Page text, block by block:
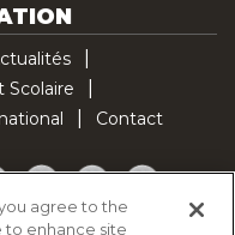
Scolaire
Contact
PinterestInstagramLinkedInTikTok
agree to the
to enhance site